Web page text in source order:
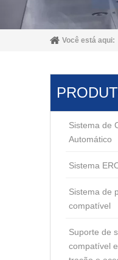
Você está aqui:
Sistema de
Automático
Sistema
Sistema de
compatível
Suporte de
compatível